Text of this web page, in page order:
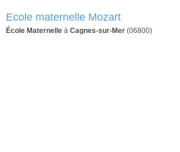
Ecole maternelle Mozart
École Maternelle à Cagnes-sur-Mer (06800)